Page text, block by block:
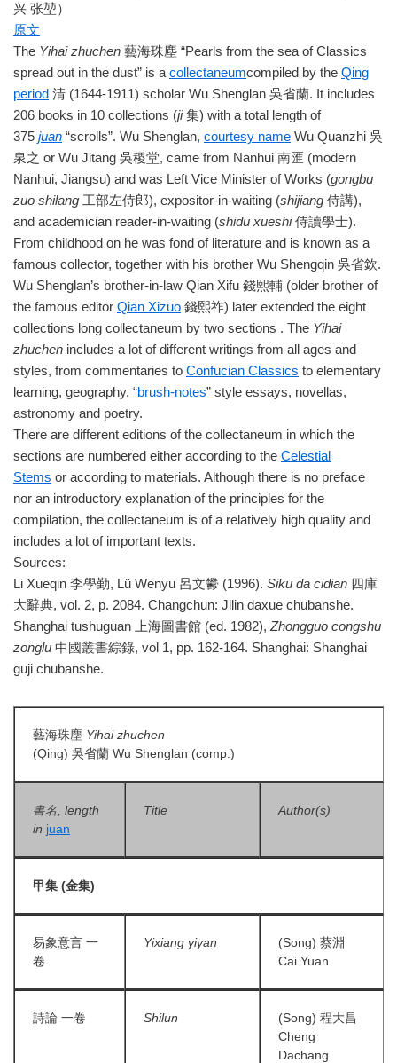
兴 张堃）
原文
The Yihai zhuchen 藝海珠塵 “Pearls from the sea of Classics
spread out in the dust” is a collectaneumcompiled by the Qing
period 清 (1644-1911) scholar Wu Shenglan 吳省蘭. It includes
206 books in 10 collections (ji集) with a total length of
375 juan “scrolls”. Wu Shenglan, courtesy name Wu Quanzhi 吳
泉之 or Wu Jitang 吳稷堂, came from Nanhui 南匯 (modern
Nanhui, Jiangsu) and was Left Vice Minister of Works (gongbu
zuo shilang 工部左侍郎), expositor-in-waiting (shijiang 侍講),
and academician reader-in-waiting (shidu xueshi侍讀學士).
From childhood on he was fond of literature and is known as a
famous collector, together with his brother Wu Shengqin 吳省欽.
Wu Shenglan’s brother-in-law Qian Xifu 錢熙輔 (older brother of
the famous editor Qian Xizuo 錢熙祚) later extended the eight
collections long collectaneum by two sections . The Yihai
zhuchen includes a lot of different writings from all ages and
styles, from commentaries to Confucian Classics to elementary
learning, geography, “brush-notes” style essays, novellas,
astronomy and poetry.
There are different editions of the collectaneum in which the
sections are numbered either according to the Celestial
Stems or according to materials. Although there is no preface
nor an introductory explanation of the principles for the
compilation, the collectaneum is of a relatively high quality and
includes a lot of important texts.
Sources:
Li Xueqin 李學勤, Lü Wenyu 呂文鬰 (1996). Siku da cidian 四庫
大辭典, vol. 2, p. 2084. Changchun: Jilin daxue chubanshe.
Shanghai tushuguan 上海圖書館 (ed. 1982), Zhongguo congshu
zonglu 中國叢書綜錄, vol 1, pp. 162-164. Shanghai: Shanghai
guji chubanshe.
藝海珠塵 Yihai zhuchen
(Qing) 吳省蘭 Wu Shenglan (comp.)
書名, length
in juan
Title Author(s)
甲集 (金集)
易象意言 一
卷
Yixiang yiyan
(Song) 蔡淵
Cai Yuan
詩論 一卷 Shilun
(Song) 程大昌
Cheng
Dachang